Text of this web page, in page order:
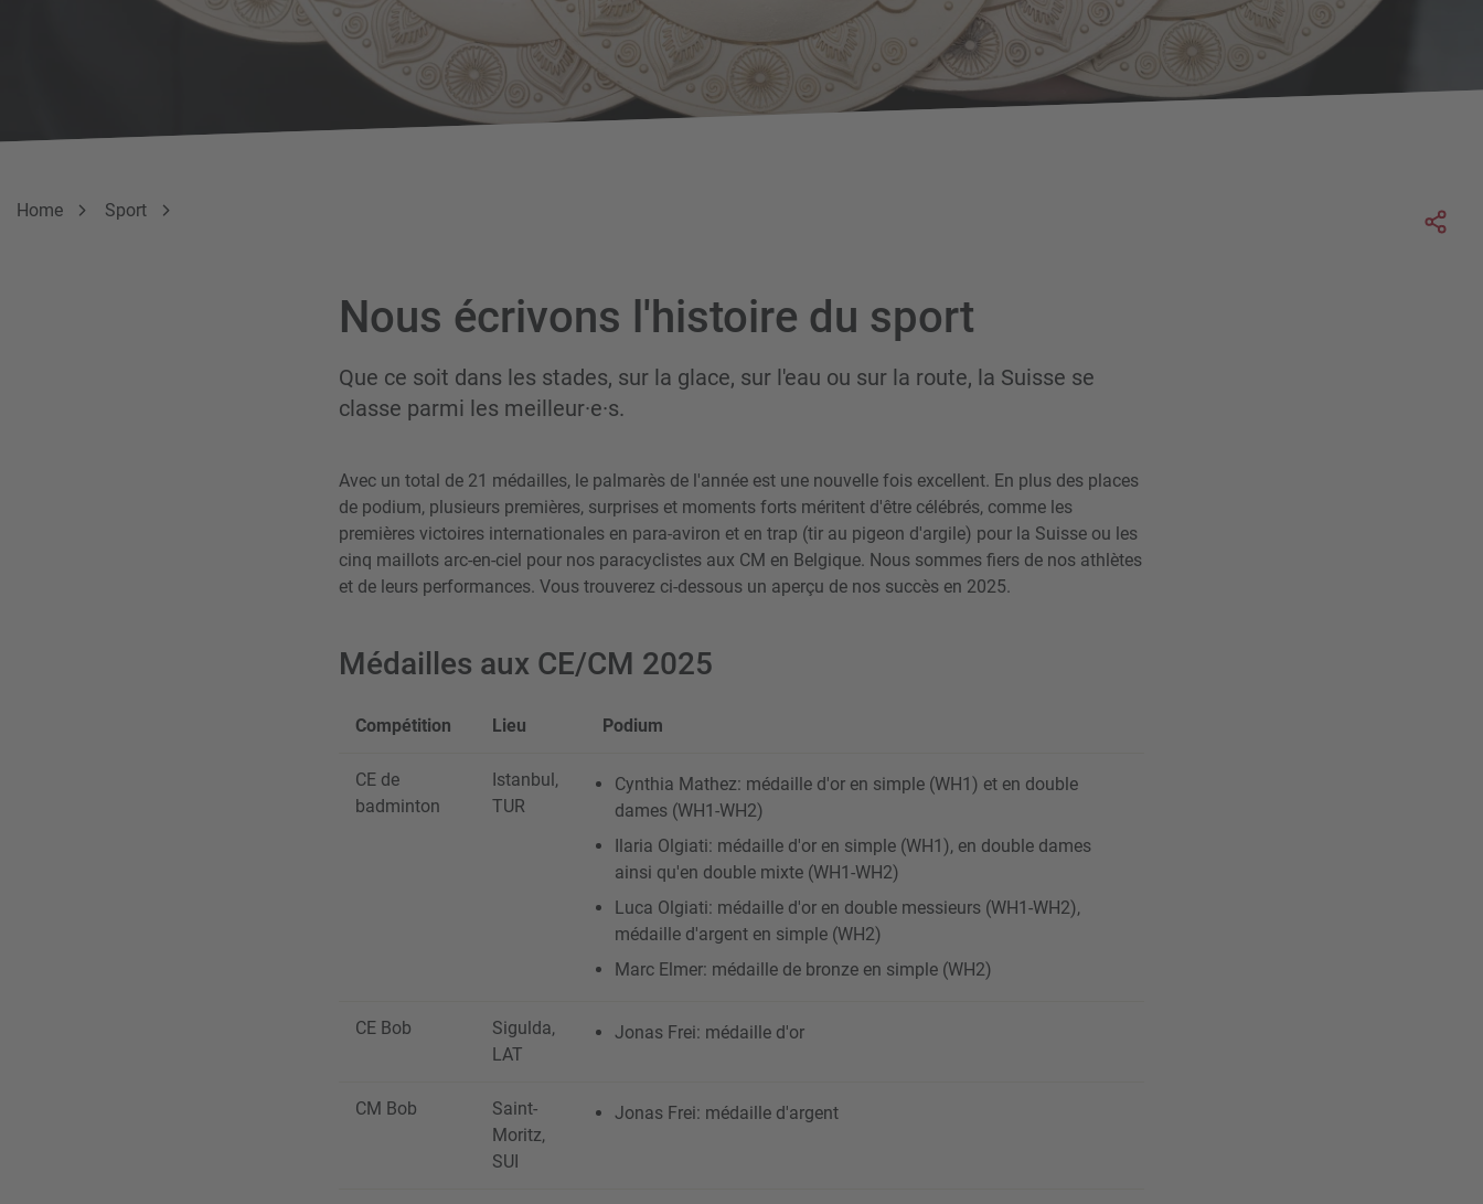
Breadcrumb
Vous êtes ici:
Home Sport
Nous écrivons l'histoire du sport
Que ce soit dans les stades, sur la glace, sur l'eau ou sur la route, la Suisse se
classe parmi les meilleur·e·s.
Avec un total de 21 médailles, le palmarès de l'année est une nouvelle fois excellent. En plus des places
de podium, plusieurs premières, surprises et moments forts méritent d'être célébrés, comme les
premières victoires internationales en para-aviron et en trap (tir au pigeon d'argile) pour la Suisse ou les
cinq maillots arc-en-ciel pour nos paracyclistes aux CM en Belgique. Nous sommes fiers de nos athlètes
et de leurs performances. Vous trouverez ci-dessous un aperçu de nos succès en 2025.
Médailles aux CE/CM 2025
Compétition Lieu Podium
CE de
badminton
Istanbul,
TUR
Cynthia Mathez: médaille d'or en simple (WH1) et en double
dames (WH1-WH2)
Ilaria Olgiati: médaille d'or en simple (WH1), en double dames
ainsi qu'en double mixte (WH1-WH2)
Luca Olgiati: médaille d'or en double messieurs (WH1-WH2),
médaille d'argent en simple (WH2)
Marc Elmer: médaille de bronze en simple (WH2)
CE Bob
Sigulda,
LAT
Jonas Frei: médaille d'or
CM Bob
Saint-
Moritz,
SUI
Jonas Frei: médaille d'argent